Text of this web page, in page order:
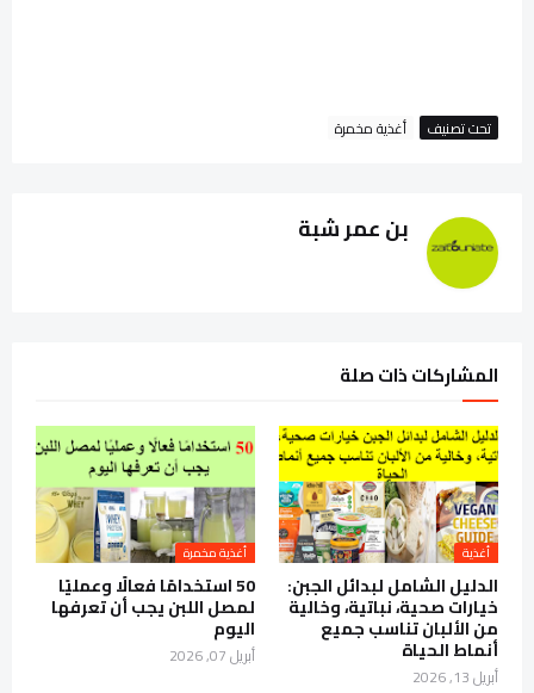
تحت تصنيف أغذية مخمرة
بن عمر شبة
المشاركات ذات صلة
أغذية
الدليل الشامل لبدائل الجبن:
خيارات صحية، نباتية، وخالية
من الألبان تناسب جميع
أنماط الحياة
أبريل 13, 2026
أغذية مخمرة
50 استخدامًا فعالًا وعمليًا
لمصل اللبن يجب أن تعرفها
اليوم
أبريل 07, 2026